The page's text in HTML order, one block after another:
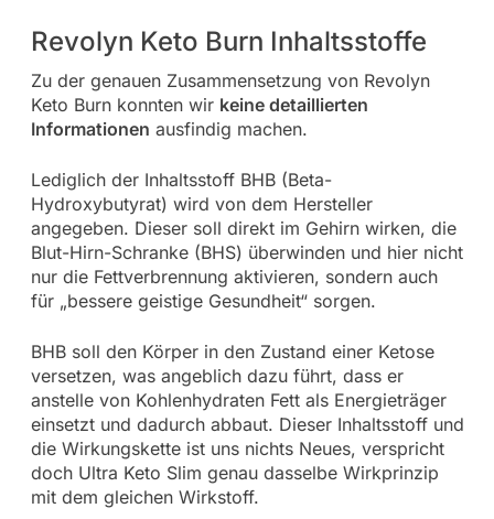
Revolyn Keto Burn Inhaltsstoffe
Zu der genauen Zusammensetzung von Revolyn
Keto Burn konnten wir keine detaillierten
Informationen ausfindig machen.
Lediglich der Inhaltsstoff BHB (Beta-
Hydroxybutyrat) wird von dem Hersteller
angegeben. Dieser soll direkt im Gehirn wirken, die
Blut-Hirn-Schranke (BHS) überwinden und hier nicht
nur die Fettverbrennung aktivieren, sondern auch
für „bessere geistige Gesundheit“ sorgen.
BHB soll den Körper in den Zustand einer Ketose
versetzen, was angeblich dazu führt, dass er
anstelle von Kohlenhydraten Fett als Energieträger
einsetzt und dadurch abbaut. Dieser Inhaltsstoff und
die Wirkungskette ist uns nichts Neues, verspricht
doch Ultra Keto Slim genau dasselbe Wirkprinzip
mit dem gleichen Wirkstoff.